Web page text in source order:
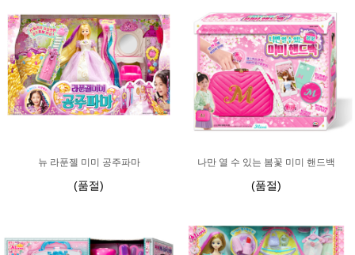
뉴 라푼젤 미미 공주파마
(품절)
나만 열 수 있는 봄꽃 미미 핸드백
(품절)